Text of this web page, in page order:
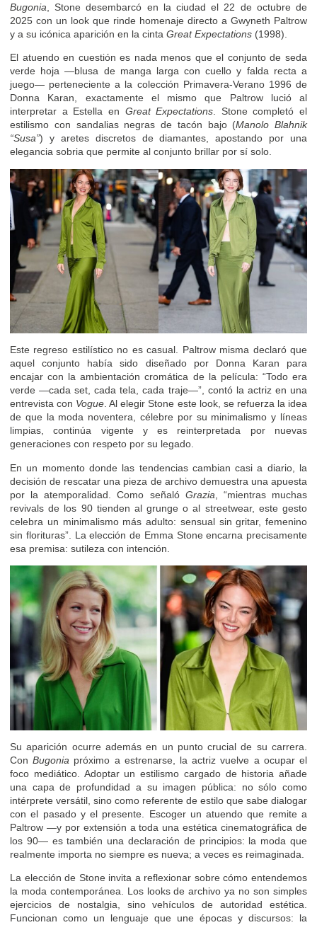
Bugonia , Stone desembarcó en la ciudad el 22 de octubre de
2025 con un look que rinde homenaje directo a Gwyneth Paltrow
y a su icónica aparición en la cinta Great Expectations (1998).
El atuendo en cuestión es nada menos que el conjunto de seda
verde hoja —blusa de manga larga con cuello y falda recta a
juego— perteneciente a la colección Primavera-Verano 1996 de
Donna Karan, exactamente el mismo que Paltrow lució al
interpretar a Estella en Great Expectations . Stone completó el
estilismo con sandalias negras de tacón bajo (Manolo Blahnik
“Susa”) y aretes discretos de diamantes, apostando por una
elegancia sobria que permite al conjunto brillar por sí solo.
Este regreso estilístico no es casual. Paltrow misma declaró que
aquel conjunto había sido diseñado por Donna Karan para
encajar con la ambientación cromática de la película: “Todo era
verde —cada set, cada tela, cada traje—”, contó la actriz en una
entrevista con Vogue. Al elegir Stone este look, se refuerza la idea
de que la moda noventera, célebre por su minimalismo y líneas
limpias, continúa vigente y es reinterpretada por nuevas
generaciones con respeto por su legado.
En un momento donde las tendencias cambian casi a diario, la
decisión de rescatar una pieza de archivo demuestra una apuesta
por la atemporalidad. Como señaló Grazia , “mientras muchas
revivals de los 90 tienden al grunge o al streetwear, este gesto
celebra un minimalismo más adulto: sensual sin gritar, femenino
sin florituras”. La elección de Emma Stone encarna precisamente
esa premisa: sutileza con intención.
Su aparición ocurre además en un punto crucial de su carrera.
ConBugonia próximo a estrenarse, la actriz vuelve a ocupar el
foco mediático. Adoptar un estilismo cargado de historia añade
una capa de profundidad a su imagen pública: no sólo como
intérprete versátil, sino como referente de estilo que sabe dialogar
con el pasado y el presente. Escoger un atuendo que remite a
Paltrow —y por extensión a toda una estética cinematográfica de
los 90— es también una declaración de principios: la moda que
realmente importa no siempre es nueva; a veces es reimaginada.
La elección de Stone invita a reflexionar sobre cómo entendemos
la moda contemporánea. Los looks de archivo ya no son simples
ejercicios de nostalgia, sino vehículos de autoridad estética.
Funcionan como un lenguaje que une épocas y discursos: la